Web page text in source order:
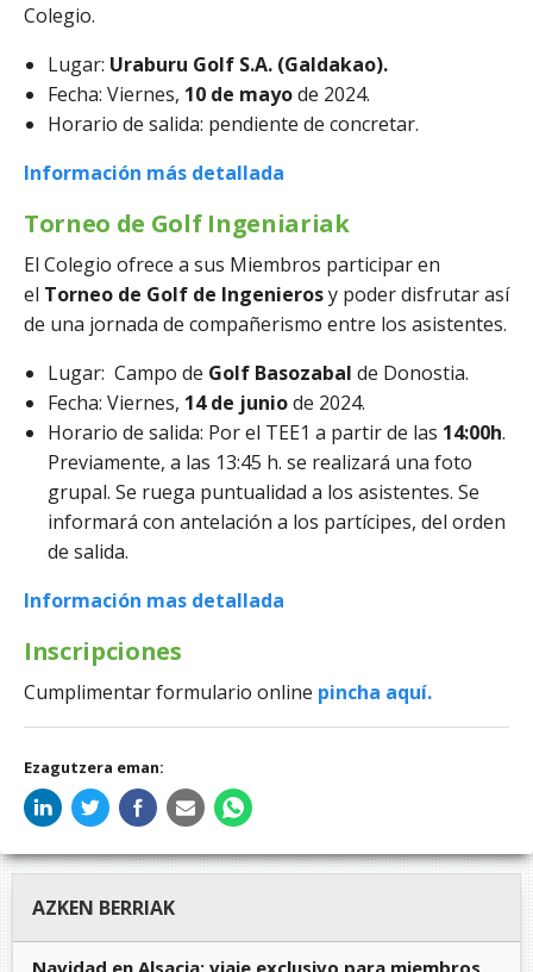
Colegio.
Lugar: Uraburu Golf S.A. (Galdakao).
Fecha: Viernes, 10 de mayode 2024.
Horario de salida: pendiente de concretar.
Información más detallada
Torneo de Golf Ingeniariak
El Colegio ofrece a sus Miembros participar en
el Torneo de Golf de Ingenierosy poder disfrutar así
de una jornada de compañerismo entre los asistentes.
Lugar: Campo de Golf Basozabal de Donostia.
Fecha: Viernes, 14 de juniode 2024.
Horario de salida: Por el TEE1 a partir de las 14:00h.
Previamente, a las 13:45 h. se realizará una foto
grupal. Se ruega puntualidad a los asistentes. Se
informará con antelación a los partícipes, del orden
de salida.
Información mas detallada
Inscripciones
Cumplimentar formulario online pincha aquí.
Ezagutzera eman:
AZKEN BERRIAK